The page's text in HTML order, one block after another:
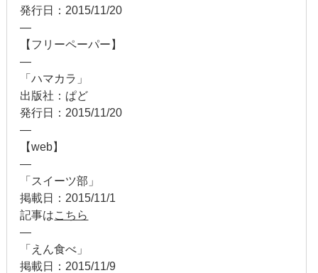
発行日：2015/11/20
—
【フリーペーパー】
—
「ハマカラ」
出版社：ぱど
発行日：2015/11/20
—
【web】
—
「スイーツ部」
掲載日：2015/11/1
記事はこちら
—
「えん食べ」
掲載日：2015/11/9